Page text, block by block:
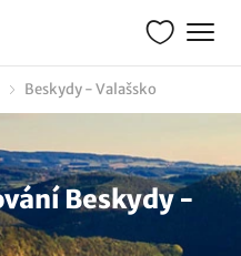
Beskydy - Valašsko
Beskydy -